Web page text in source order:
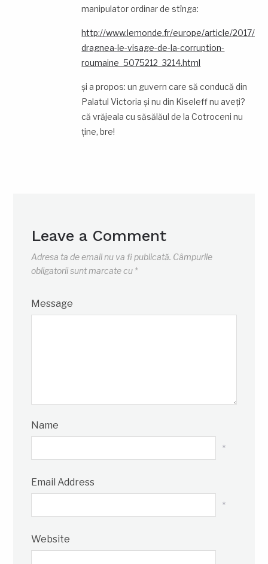
manipulator ordinar de stînga:
http://www.lemonde.fr/europe/article/2017/
dragnea-le-visage-de-la-corruption-
roumaine_5075212_3214.html
și a propos: un guvern care să conducă din
Palatul Victoria și nu din Kiseleff nu aveți?
că vrăjeala cu săsălăul de la Cotroceni nu
ține, bre!
Leave a Comment
Adresa ta de email nu va fi publicată. Câmpurile
obligatorii sunt marcate cu *
Message
Name
*
Email Address
*
Website